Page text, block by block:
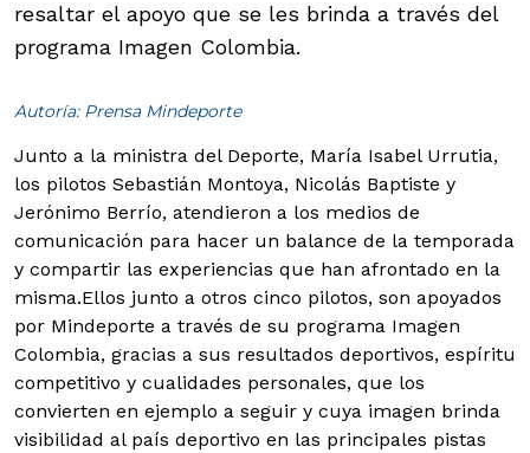
resaltar el apoyo que se les brinda a través del
programa Imagen Colombia.
Autoría: Prensa Mindeporte
Junto a la ministra del Deporte, María Isabel Urrutia,
los pilotos Sebastián Montoya, Nicolás Baptiste y
Jerónimo Berrío, atendieron a los medios de
comunicación para hacer un balance de la temporada
y compartir las experiencias que han afrontado en la
misma.Ellos junto a otros cinco pilotos, son apoyados
por Mindeporte a través de su programa Imagen
Colombia, gracias a sus resultados deportivos, espíritu
competitivo y cualidades personales, que los
convierten en ejemplo a seguir y cuya imagen brinda
visibilidad al país deportivo en las principales pistas